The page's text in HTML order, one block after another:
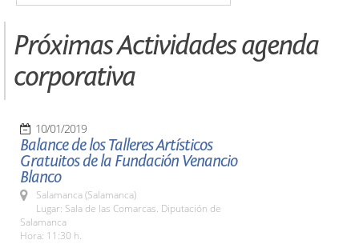
Próximas Actividades agenda
corporativa
10/01/2019
Balance de los Talleres Artísticos
Gratuitos de la Fundación Venancio
Blanco
Salamanca (Salamanca)
Lugar: Sala de las Comarcas. Diputación de
Salamanca
Hora: 11:30 h.